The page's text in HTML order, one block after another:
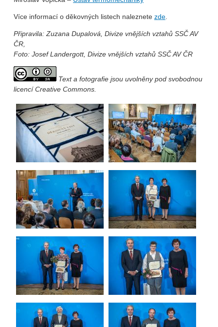
Více informací o děkovných listech naleznete zde.
Připravila: Zuzana Dupalová, Divize vnějších vztahů SSČ AV
ČR,
Foto: Josef Landergott, Divize vnějších vztahů SSČ AV ČR
Text a fotografie jsou uvolněny pod svobodnou
licencí Creative Commons.